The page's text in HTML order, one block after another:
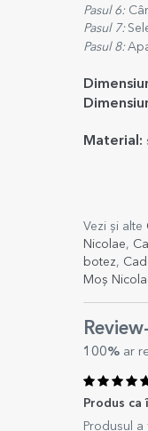
Pasul 6:
Pasul 7:
Pasul 8:
Material:
Vezi și alte
Nicolae,
botez,
Moș
100% ar
Produs ca
Produsul